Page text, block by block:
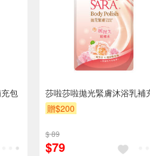
包
莎啦莎啦拋光緊膚沐浴乳補
贈$200
$ 89
$79